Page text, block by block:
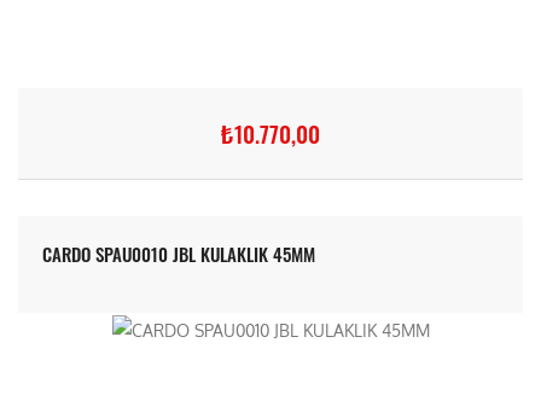
₺10.770,00
CARDO SPAU0010 JBL KULAKLIK 45MM